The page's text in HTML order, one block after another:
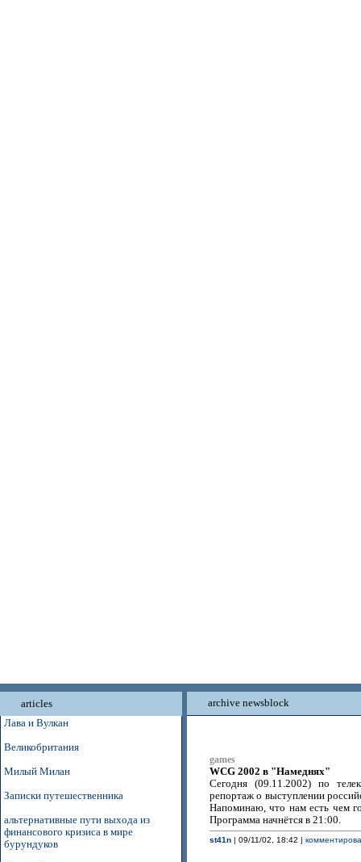
articles
Лава и Вулкан
Великобритания
Милый Милан
Записки путешественника
альтернативные пути выхода из
финансового кризиса в мире
бурундуков
archive newsblock
games
WCG 2002 в "Намеднях"
Сегодня (09.11.2002) по
репортаж о выступлении
Напоминаю, что нам есть чем
Программа начнётся в 21:00.
st41n| 09/11/02, 18:42 |